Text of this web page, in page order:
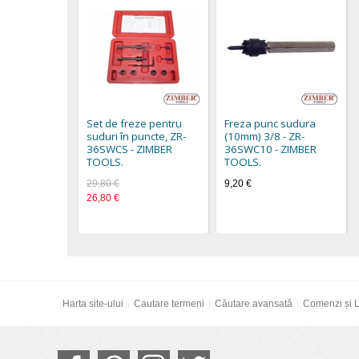
Set de freze pentru
suduri în puncte, ZR-
36SWCS - ZIMBER
TOOLS.
29,80 €
26,80 €
Freza punc sudura
(10mm) 3/8 - ZR-
36SWC10 - ZIMBER
TOOLS.
9,20 €
Harta site-ului Cautare termeni Căutare avansată Comenzi și